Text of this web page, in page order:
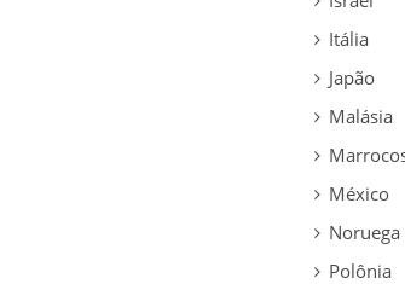
Itália
Japão
Malásia
México
Noruega
Polônia